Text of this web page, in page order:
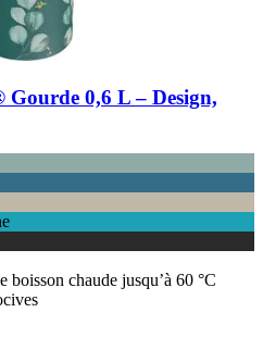
Gourde 0,6 L – Design,
boisson chaude jusqu’à 60 °C